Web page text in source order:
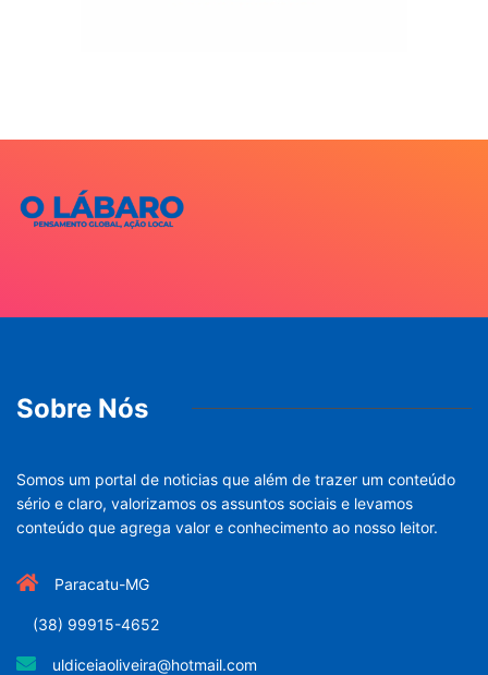
Sobre Nós
Somos um portal de noticias que além de trazer um conteúdo
sério e claro, valorizamos os assuntos sociais e levamos
conteúdo que agrega valor e conhecimento ao nosso leitor.
Paracatu-MG
(38) 99915-4652
uldiceiaoliveira@hotmail.com